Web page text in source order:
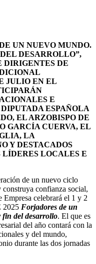
UN NUEVO MUNDO.
DESARROLLO”,
DIRIGENTES DE
JULIO EN EL
E
ESPAÑOLA
EL ARZOBISPO DE
GARCÍA CUERVA, EL
LA
Y DESTACADOS
LÍDERES LOCALES E
de un nuevo ciclo
confianza social,
celebrará el 1 y 2
2025 Forjadores de un
fin del desarrollo. El que es
del año contará con la
y del mundo,
durante las dos jornadas